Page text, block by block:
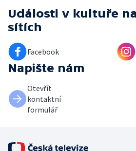
Události v kultuře
sítích
Facebook
Napište nám
Otevřít
kontaktní
formulář